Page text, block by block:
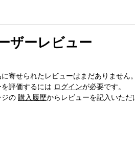
ザーレビュー
寄せられたレビューはまだありません。
を評価するには ログインが必要です。
ジの 購入履歴からレビューを記入いただ